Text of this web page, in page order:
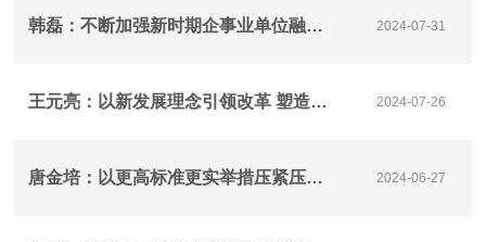
韩磊：不断加强新时期企事业单位融媒体中心建设工作 2024-07-31
王元亮：以新发展理念引领改革 塑造发展新动能新优势 2024-07-26
唐金培：以更高标准更实举措压紧压实机关党建主体责任 2024-06-27